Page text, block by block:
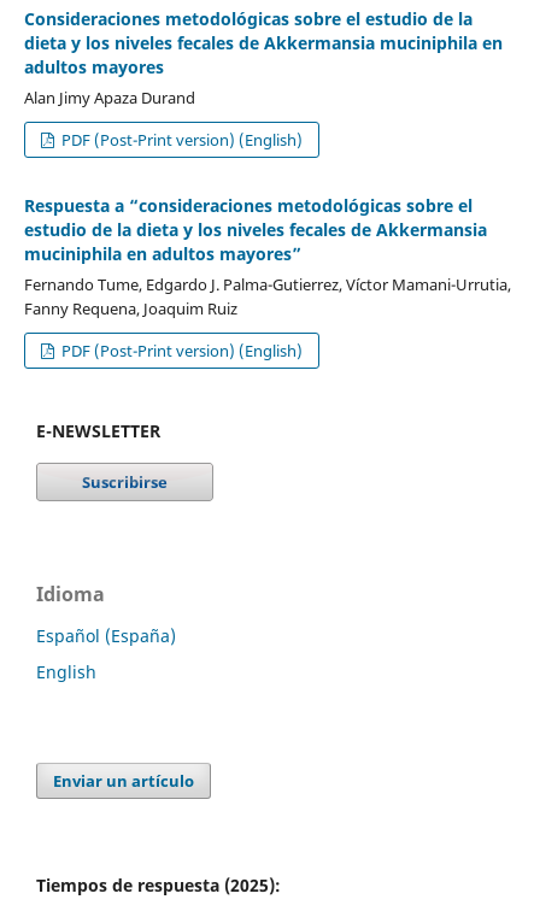
Consideraciones metodológicas sobre el estudio de la
dieta y los niveles fecales de Akkermansia muciniphila en
adultos mayores
Alan Jimy Apaza Durand
PDF (Post-Print version) (English)
Respuesta a “consideraciones metodológicas sobre el
estudio de la dieta y los niveles fecales de Akkermansia
muciniphila en adultos mayores”
Fernando Tume, Edgardo J. Palma-Gutierrez, Víctor Mamani-Urrutia,
Fanny Requena, Joaquim Ruiz
PDF (Post-Print version) (English)
E-NEWSLETTER
Idioma
Español (España)
English
Enviar un artículo
Tiempos de respuesta (2025):